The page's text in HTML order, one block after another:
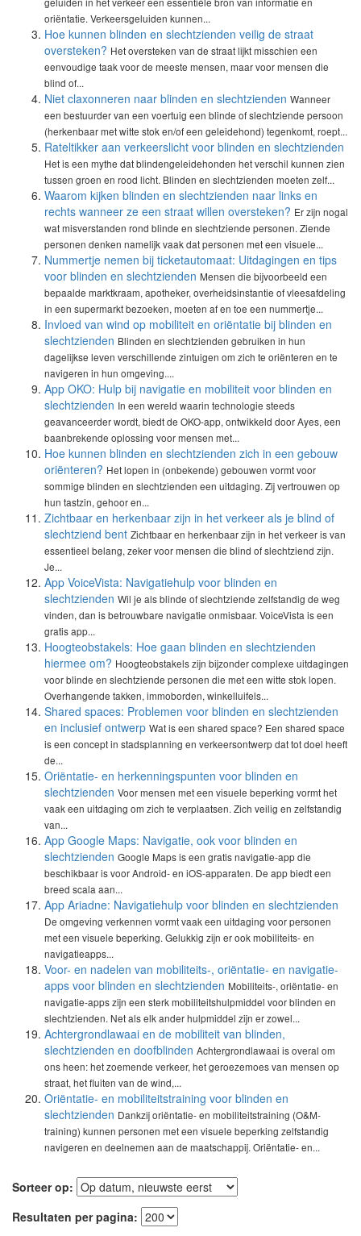
oriëntatie. Verkeersgeluiden kunnen...
Hoe kunnen blinden en slechtzienden veilig de straat
oversteken? Het oversteken van de straat lijkt misschien een
eenvoudige taak voor de meeste mensen, maar voor mensen die
blind of...
Niet claxonneren naar blinden en slechtzienden Wanneer
een bestuurder van een voertuig een blinde of slechtziende persoon
(herkenbaar met witte stok en/of een geleidehond) tegenkomt, roept...
Rateltikker aan verkeerslicht voor blinden en slechtzienden
Het is een mythe dat blindengeleidehonden het verschil kunnen zien
tussen groen en rood licht. Blinden en slechtzienden moeten zelf...
Waarom kijken blinden en slechtzienden naar links en
rechts wanneer ze een straat willen oversteken? Er zijn nogal
wat misverstanden rond blinde en slechtziende personen. Ziende
personen denken namelijk vaak dat personen met een visuele...
Nummertje nemen bij ticketautomaat: Uitdagingen en tips
voor blinden en slechtzienden Mensen die bijvoorbeeld een
bepaalde marktkraam, apotheker, overheidsinstantie of vleesafdeling
in een supermarkt bezoeken, moeten af en toe een nummertje...
Invloed van wind op mobiliteit en oriëntatie bij blinden en
slechtzienden Blinden en slechtzienden gebruiken in hun
dagelijkse leven verschillende zintuigen om zich te oriënteren en te
navigeren in hun omgeving....
App OKO: Hulp bij navigatie en mobiliteit voor blinden en
slechtzienden In een wereld waarin technologie steeds
geavanceerder wordt, biedt de OKO-app, ontwikkeld door Ayes, een
baanbrekende oplossing voor mensen met...
Hoe kunnen blinden en slechtzienden zich in een gebouw
oriënteren? Het lopen in (onbekende) gebouwen vormt voor
sommige blinden en slechtzienden een uitdaging. Zij vertrouwen op
hun tastzin, gehoor en...
Zichtbaar en herkenbaar zijn in het verkeer als je blind of
slechtziend bent Zichtbaar en herkenbaar zijn in het verkeer is van
essentieel belang, zeker voor mensen die blind of slechtziend zijn.
Je...
App VoiceVista: Navigatiehulp voor blinden en
slechtzienden Wil je als blinde of slechtziende zelfstandig de weg
vinden, dan is betrouwbare navigatie onmisbaar. VoiceVista is een
gratis app...
Hoogteobstakels: Hoe gaan blinden en slechtzienden
hiermee om? Hoogteobstakels zijn bijzonder complexe uitdagingen
voor blinde en slechtziende personen die met een witte stok lopen.
Overhangende takken, immoborden, winkelluifels...
Shared spaces: Problemen voor blinden en slechtzienden
en inclusief ontwerp Wat is een shared space? Een shared space
is een concept in stadsplanning en verkeersontwerp dat tot doel heeft
de...
Oriëntatie- en herkenningspunten voor blinden en
slechtzienden Voor mensen met een visuele beperking vormt het
vaak een uitdaging om zich te verplaatsen. Zich veilig en zelfstandig
van...
App Google Maps: Navigatie, ook voor blinden en
slechtzienden Google Maps is een gratis navigatie-app die
beschikbaar is voor Android- en iOS-apparaten. De app biedt een
breed scala aan...
App Ariadne: Navigatiehulp voor blinden en slechtzienden
De omgeving verkennen vormt vaak een uitdaging voor personen
met een visuele beperking. Gelukkig zijn er ook mobiliteits- en
navigatieapps...
Voor- en nadelen van mobiliteits-, oriëntatie- en navigatie-
apps voor blinden en slechtzienden Mobiliteits-, oriëntatie- en
navigatie-apps zijn een sterk mobiliteitshulpmiddel voor blinden en
slechtzienden. Net als elk ander hulpmiddel zijn er zowel...
Achtergrondlawaai en de mobiliteit van blinden,
slechtzienden en doofblinden Achtergrondlawaai is overal om
ons heen: het zoemende verkeer, het geroezemoes van mensen op
straat, het fluiten van de wind,...
Oriëntatie- en mobiliteitstraining voor blinden en
slechtzienden Dankzij oriëntatie- en mobiliteitstraining (O&M-
training) kunnen personen met een visuele beperking zelfstandig
navigeren en deelnemen aan de maatschappij. Oriëntatie- en...
Sorteer op:
Resultaten per pagina: